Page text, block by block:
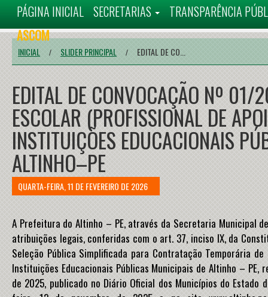
PÁGINA INICIAL SECRETARIAS
TRANSPARÊNCIA
ASCOM
INICIAL / SLIDER PRINCIPAL / EDITAL DE CO...
EDITAL DE CONVOCAÇÃO Nº 01/
ESCOLAR (PROFISSIONAL DE
INSTITUIÇÕES EDUCACIONAIS
ALTINHO–PE
QUARTA-FEIRA, 11 DE FEVEREIRO DE 2026
A Prefeitura do Altinho – PE, através da Secretaria Municipal
atribuições legais, conferidas com o art. 37, inciso IX, da
Seleção Pública Simplificada para Contratação Temporária
Instituições Educacionais Públicas Municipais de Altinho – PE,
de 2025, publicado no Diário Oficial dos Municípios do Estado